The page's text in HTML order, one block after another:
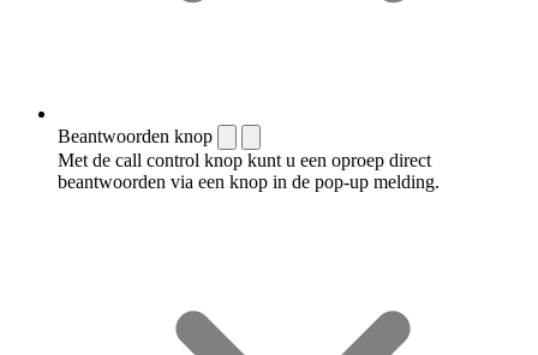
Beantwoorden knop
Met de call control knop kunt u een oproep direct
beantwoorden via een knop in de pop-up melding.